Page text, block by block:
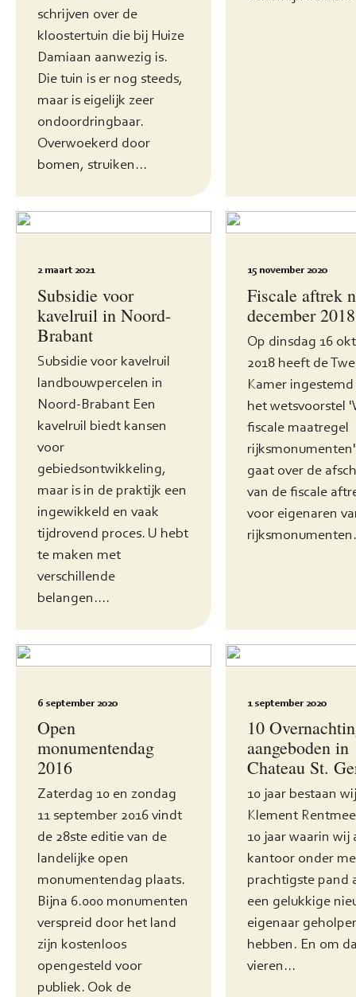
schrijven over de
kloostertuin die bij Huize
Damiaan aanwezig is.
Die tuin is er nog steeds,
maar is eigelijk zeer
ondoordringbaar.
Overwoekerd door
bomen, struiken...
2 maart 2021
Subsidie voor
kavelruil in Noord-
Brabant
Subsidie voor kavelruil
landbouwpercelen in
Noord-Brabant Een
kavelruil biedt kansen
voor
gebiedsontwikkeling,
maar is in de praktijk een
ingewikkeld en vaak
tijdrovend proces. U hebt
te maken met
verschillende
belangen....
15 november 2020
Fiscale aftrek
december 2018
Op dinsdag 16
2018 heeft de
Kamer
het wetsvoorstel
fiscale maatregel
gaat over de
van de fiscale
voor eigenaren
6 september 2020
Open
monumentendag
2016
Zaterdag 10 en zondag
11 september 2016 vindt
de 28ste editie van de
landelijke open
monumentendag plaats.
Bijna 6.000 monumenten
verspreid door het land
zijn kostenloos
opengesteld voor
publiek. Ook de
1 september 2020
10
aangeboden in
Chateau St.
10 jaar bestaan
Klement
10 jaar waarin wij
kantoor onder
prachtigste pand
een gelukkige
eigenaar
hebben. En om
vieren...